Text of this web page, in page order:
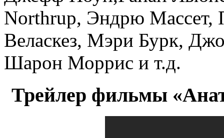
Northrup, Эндрю Массет,
Веласкез, Мэри Бурк,
Шарон Моррис и т.д.
Трейлер фильмы